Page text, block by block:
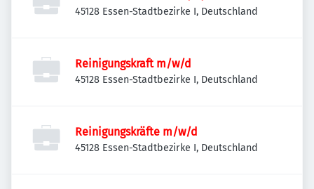
45128 Essen-Stadtbezirke I, Deutschland
Reinigungskraft m/w/d
45128 Essen-Stadtbezirke I, Deutschland
Reinigungskräfte m/w/d
45128 Essen-Stadtbezirke I, Deutschland